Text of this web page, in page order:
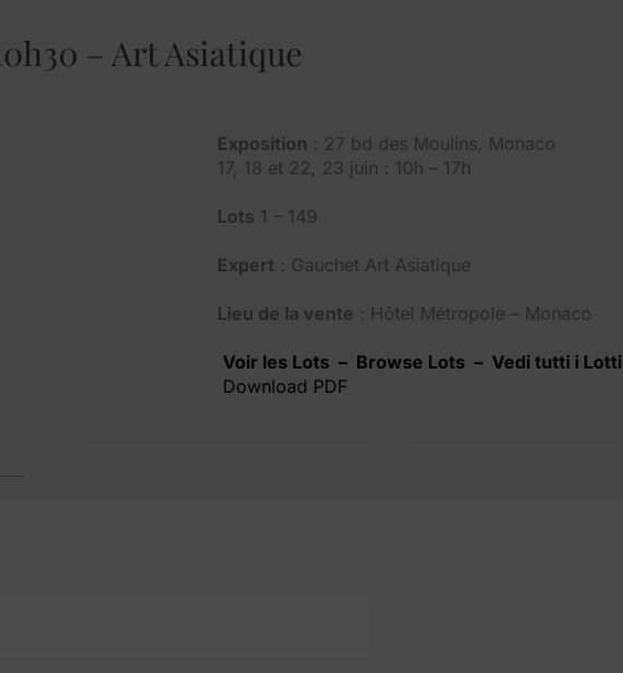
– Art Asiatique
Exposition : 27 bd des Moulins, Monaco
17, 18 et 22, 23 juin : 10h – 17h
Lots 1 – 149
Expert : Gauchet Art Asiatique
Lieu de la vente : Hôtel Métropole – Monaco
Voir les Lots – Browse Lots – Vedi tutti i Lotti
Download PDF